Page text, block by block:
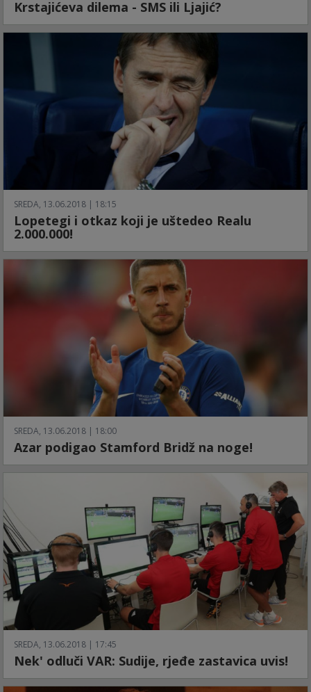
Krstajićeva dilema - SMS ili Ljajić?
SREDA, 13.06.2018 | 18:15
Lopetegi i otkaz koji je uštedeo Realu
2.000.000!
SREDA, 13.06.2018 | 18:00
Azar podigao Stamford Bridž na noge!
SREDA, 13.06.2018 | 17:45
Nek' odluči VAR: Sudije, rjeđe zastavica uvis!